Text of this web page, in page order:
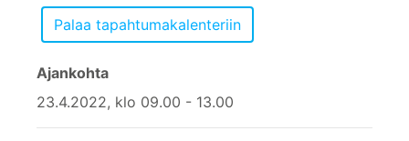
Ajankohta
23.4.2022, klo 09.00 - 13.00